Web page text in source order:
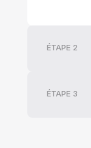
ÉTAPE 2
ÉTAPE 3